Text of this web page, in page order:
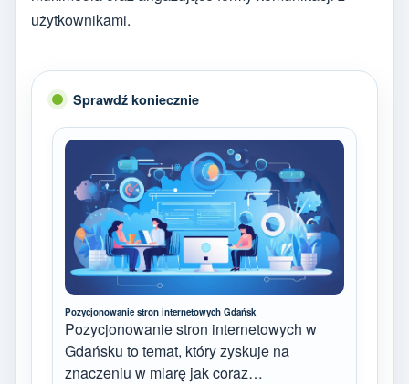
użytkownikami.
Sprawdź koniecznie
Pozycjonowanie stron internetowych Gdańsk
Pozycjonowanie stron internetowych w
Gdańsku to temat, który zyskuje na
znaczeniu w miarę jak coraz…